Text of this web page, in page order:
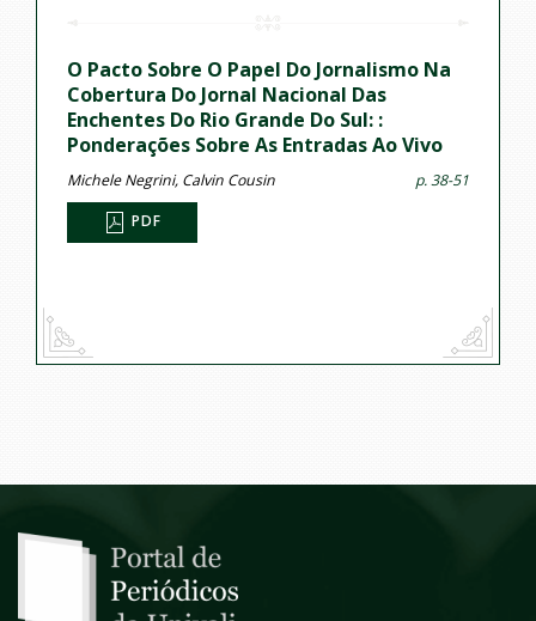
O Pacto Sobre O Papel Do Jornalismo Na
Cobertura Do Jornal Nacional Das
Enchentes Do Rio Grande Do Sul: :
Ponderações Sobre As Entradas Ao Vivo
Michele Negrini, Calvin Cousin p. 38-51
PDF